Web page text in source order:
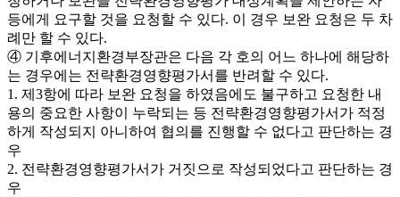
등에게 요구할 것을 요청할 수 있다. 이 경우 보완 요청은 두 차
례만 할 수 있다.
④ 기후에너지환경부장관은 다음 각 호의 어느 하나에 해당하
는 경우에는 전략환경영향평가서를 반려할 수 있다.
1. 제3항에 따라 보완 요청을 하였음에도 불구하고 요청한 내
용의 중요한 사항이 누락되는 등 전략환경영향평가서가 적정
하게 작성되지 아니하여 협의를 진행할 수 없다고 판단하는 경
우
2. 전략환경영향평가서가 거짓으로 작성되었다고 판단하는 경
우